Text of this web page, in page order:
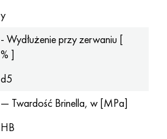
y
- Wydłużenie przy zerwaniu [
% ]
d5
— Twardość Brinella, w [MPa]
HB